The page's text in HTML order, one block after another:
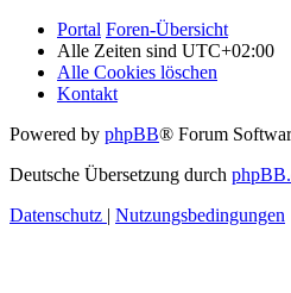
Portal Foren-Übersicht
Alle Zeiten sind UTC+02:00
Alle Cookies löschen
Kontakt
Powered by phpBB® Forum
Deutsche Übersetzung durch
Datenschutz | Nutzungsbedingungen